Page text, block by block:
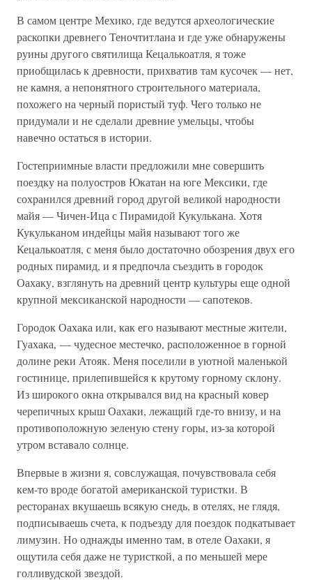
В самом центре Мехико, где ведутся археологические
раскопки древнего Теночтитлана и где уже обнаружены
руины другого святилища Кецалькоатля, я тоже
приобщилась к древности, прихватив там кусочек — нет,
не камня, а непонятного строительного материала,
похожего на черный пористый туф. Чего только не
придумали и не сделали древние умельцы, чтобы
навечно остаться в истории.
Гостеприимные власти предложили мне совершить
поездку на полуостров Юкатан на юге Мексики, где
сохранился древний город другой великой народности
майя — Чичен-Ица с Пирамидой Кукулькана. Хотя
Кукульканом индейцы майя называют того же
Кецалькоатля, с меня было достаточно обозрения двух его
родных пирамид, и я предпочла съездить в городок
Оахаку, взглянуть на древний центр культуры еще одной
крупной мексиканской народности — сапотеков.
Городок Оахака или, как его называют местные жители,
Гуахака, — чудесное местечко, расположенное в горной
долине реки Атояк. Меня поселили в уютной маленькой
гостинице, прилепившейся к крутому горному склону.
Из широкого окна открывался вид на красный ковер
черепичных крыш Оахаки, лежащий где-то внизу, и на
противоположную зеленую стену горы, из-за которой
утром вставало солнце.
Впервые в жизни я, совслужащая, почувствовала себя
кем-то вроде богатой американской туристки. В
ресторанах вкушаешь всякую снедь, в отелях, не глядя,
подписываешь счета, к подъезду для поездок подкатывает
лимузин. Но однажды именно там, в отеле Оахаки, я
ощутила себя даже не туристкой, а по меньшей мере
голливудской звездой.